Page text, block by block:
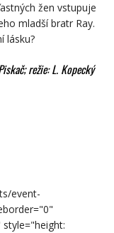
žen vstupuje
mladší bratr Ray.
lásku?
režie: L. Kopecký
event-